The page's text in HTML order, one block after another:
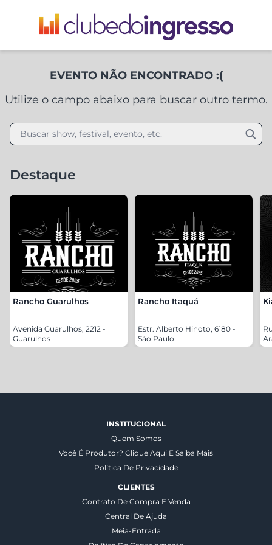
EVENTO NÃO ENCONTRADO :(
Utilize o campo abaixo para buscar outro termo.
Buscar show, festival, evento, etc.
Destaque
Rancho Guarulhos
Avenida Guarulhos, 2212 -
Guarulhos
Rancho Itaquá
Estr. Alberto Hinoto, 6180 -
São Paulo
INSTITUCIONAL
Quem Somos
Você É Produtor? Clique Aqui E Saiba Mais
Política De Privacidade
CLIENTES
Contrato De Compra E Venda
Central De Ajuda
Meia-Entrada